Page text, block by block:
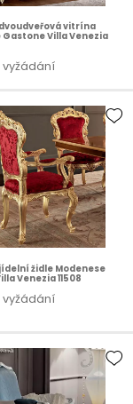
vitrína
Gastone Villa Venezia
vyžádání
židle Modenese
Venezia 11508
vyžádání